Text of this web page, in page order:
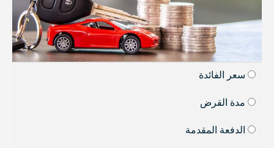
سعر الفائدة
مدة القرض
الدفعة المقدمة